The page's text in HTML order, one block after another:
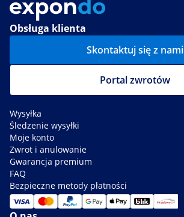
Obsługa klienta
Skontaktuj się z nami
Portal zwrotów
Wysyłka
Śledzenie wysyłki
Moje konto
Zwrot i anulowanie
Gwarancja premium
FAQ
Bezpieczne metody płatności